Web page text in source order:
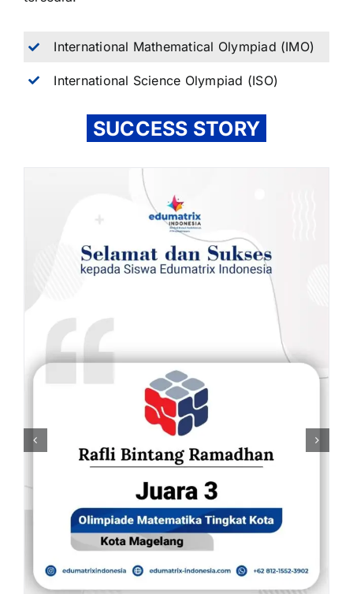
International Mathematical Olympiad (IMO)
International Science Olympiad (ISO)
SUCCESS STORY